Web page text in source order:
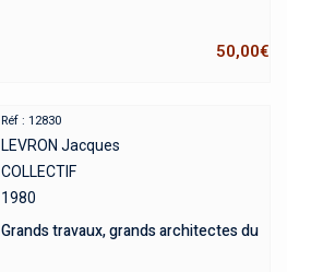
50,00€
Réf : 12830
LEVRON Jacques
COLLECTIF
1980
Grands travaux, grands architectes du